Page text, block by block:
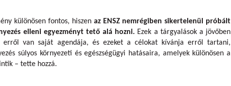
különösen fontos, hiszen az ENSZ nemrégiben sikertelenül próbált
elleni egyezményt tető alá hozni. Ezek a tárgyalások a jövőben
erről van saját agendája, és ezeket a célokat kívánja erről tartani,
súlyos környezeti és egészségügyi hatásaira, amelyek különösen a
– tette hozzá.